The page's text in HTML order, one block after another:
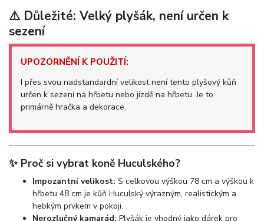
⚠️ Důležité: Velký plyšák, není určen k
sezení
UPOZORNĚNÍ K POUŽITÍ:
I přes svou nadstandardní velikost není tento plyšový kůň
určen k sezení na hřbetu nebo jízdě na hřbetu. Je to
primárně hračka a dekorace.
✨ Proč si vybrat koně Huculského?
Impozantní velikost: S celkovou výškou 78 cm a výškou k
hřbetu 48 cm je kůň Huculský výrazným, realistickým a
hebkým prvkem v pokoji.
Nerozlučný kamarád: Plyšák je vhodný jako dárek pro